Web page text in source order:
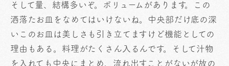
そして量、結構多いぞ。ボリュームがあります。この
洒落たお皿をなめてはいけないね。中央部だけ底の深
いこのお皿は美しさも引き立てますけど機能としての
理由もある。料理がたくさん入るんです。そして汁物
を入れても中央にまとめ、流れ出すことがないが故の